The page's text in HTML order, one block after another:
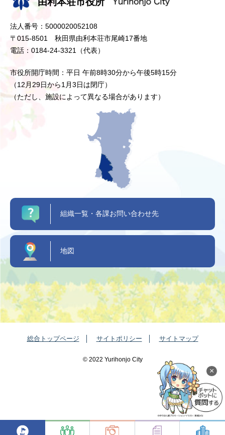
×
法人番号：5000020052108
〒015-8501 秋田県由利本荘市尾崎17番地
電話：0184-24-3321（代表）
市役所開庁時間：平日 午前8時30分から午後5時15分
（12月29日から1月3日は閉庁）
（ただし、施設によって異なる場合があります）
組織一覧・各課お問い合わせ先
地図
総合トップページ サイトポリシー サイトマップ
©️ 2022 Yurihonjo City